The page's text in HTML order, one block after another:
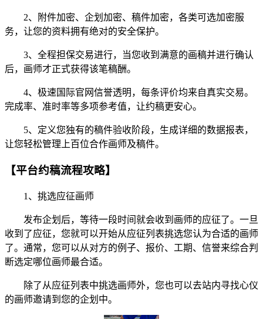
2、附件加密、企划加密、稿件加密，各类可选加密服
务，让您的资料拥有绝对的安全保护。
3、全程担保交易进行，当您收到满意的画稿并进行确认
后，画师才正式获得该笔稿酬。
4、极速国际官网信誉透明，每条评价均来自真实交易。
完成率、准时率等多项参考值，让约稿更安心。
5、定义您独有的稿件验收阶段，生成详细的数据报表，
让您轻松管理上百位合作画师及稿件。
【平台约稿流程攻略】
1、挑选应征画师
发布企划后，等待一段时间就会收到画师的应征了。一旦
收到了应征，您就可以开始从应征列表挑选您认为合适的画师
了。通常，您可以从对方的例子、报价、工期、信誉来综合判
断选定哪位画师最合适。
除了从应征列表中挑选画师外，您也可以去站内寻找心仪
的画师邀请到您的企划中。